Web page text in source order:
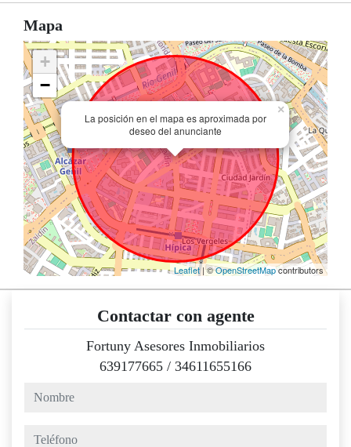
Mapa
La posición en el mapa es aproximada por
deseo del anunciante
×
+
−
Leaflet| ©OpenStreetMapcontributors
Contactar con agente
Fortuny Asesores Inmobiliarios
639177665 / 34611655166
nombre
teléfono